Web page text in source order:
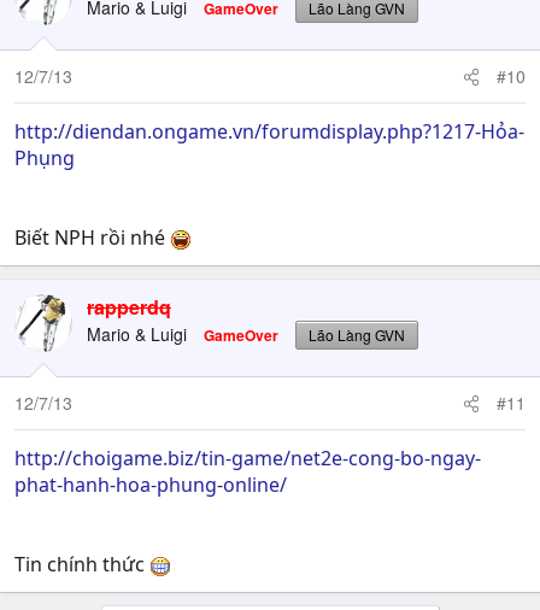
Mario & Luigi GameOver Lão Làng GVN
12/7/13 #10
http://diendan.ongame.vn/forumdisplay.php?1217-Hỏa-
Phụng
Biết NPH rồi nhé
rapperdq
Mario & Luigi GameOver Lão Làng GVN
12/7/13 #11
http://choigame.biz/tin-game/net2e-cong-bo-ngay-
phat-hanh-hoa-phung-online/
Tin chính thức